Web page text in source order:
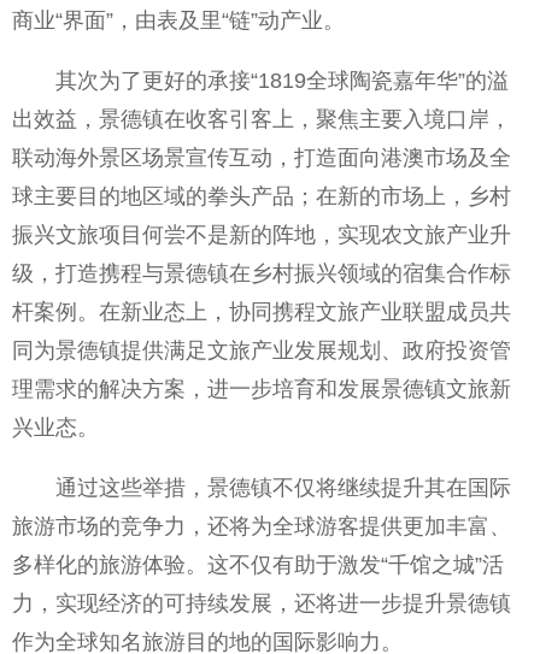
商业“界面”，由表及里“链”动产业。
其次为了更好的承接“1819全球陶瓷嘉年华”的溢
出效益，景德镇在收客引客上，聚焦主要入境口岸，
联动海外景区场景宣传互动，打造面向港澳市场及全
球主要目的地区域的拳头产品；在新的市场上，乡村
振兴文旅项目何尝不是新的阵地，实现农文旅产业升
级，打造携程与景德镇在乡村振兴领域的宿集合作标
杆案例。在新业态上，协同携程文旅产业联盟成员共
同为景德镇提供满足文旅产业发展规划、政府投资管
理需求的解决方案，进一步培育和发展景德镇文旅新
兴业态。
通过这些举措，景德镇不仅将继续提升其在国际
旅游市场的竞争力，还将为全球游客提供更加丰富、
多样化的旅游体验。这不仅有助于激发“千馆之城”活
力，实现经济的可持续发展，还将进一步提升景德镇
作为全球知名旅游目的地的国际影响力。